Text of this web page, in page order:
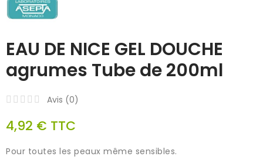
EAU DE NICE GEL DOUCHE
agrumes Tube de 200ml
Avis (0)
4,92 € TTC
Pour toutes les peaux même sensibles.